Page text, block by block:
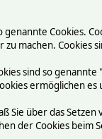
Cookies.
machen. Cookies
sind so
ermöglichen
Sie über das
der Cookies